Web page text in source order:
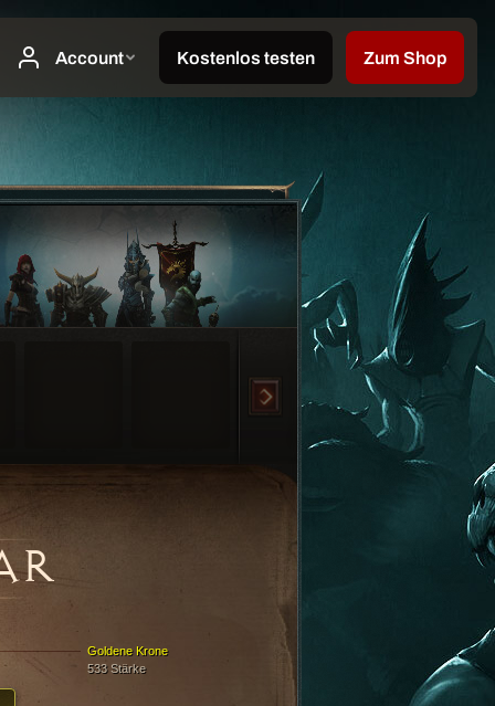
Goldene Krone
533 Stärke